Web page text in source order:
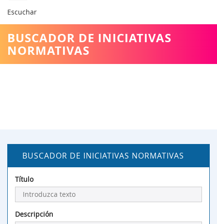
navegación
Escuchar
BUSCADOR DE INICIATIVAS
NORMATIVAS
BUSCADOR DE INICIATIVAS NORMATIVAS
Título
Descripción